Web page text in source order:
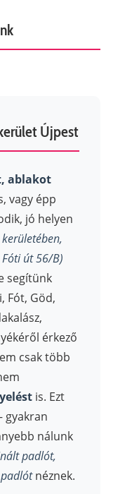
Újpest
ablakot
vagy épp
jó helyen
út 56/B)
segítünk
Fót, Göd,
érkező
csak több
is. Ezt
gyakran
nálunk
padlót,
néznek.